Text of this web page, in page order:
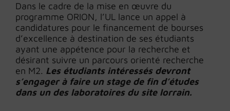
Dans le cadre de la mise en œuvre du
programme ORION, l’UL lance un appel à
candidatures pour le financement de bourses
d’excellence à destination de ses étudiants
ayant une appétence pour la recherche et
désirant suivre un parcours orienté recherche
en M2. Les étudiants intéressés devront
s’engager à faire un stage de fin d’études
dans un des laboratoires du site lorrain.